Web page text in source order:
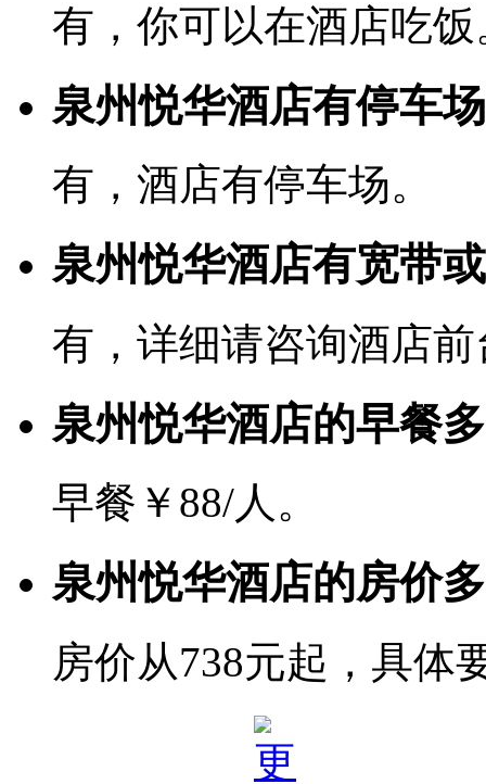
有，你可以在酒店吃饭
泉州悦华酒店有停车
有，酒店有停车场。
泉州悦华酒店有宽带
有，详细请咨询酒店前
泉州悦华酒店的早餐
早餐￥88/人。
泉州悦华酒店的房价
房价从738元起，具体